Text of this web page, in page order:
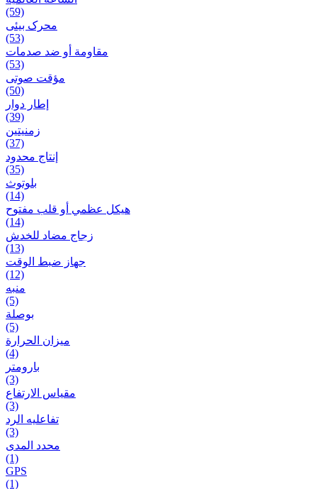
(59)
محرک بیئی
(53)
مقاومة أو ضد صدمات
(53)
مؤقت صوتی
(50)
إطار دوار
(39)
زمنیتین
(37)
إنتاج محدود
(35)
بلوتوث
(14)
هيكل عظمي أو قلب مفتوح
(14)
زجاج مضاد للخدش
(13)
جهاز ضبط الوقت
(12)
منبه
(5)
بوصلة
(5)
ميزان الحرارة
(4)
بارومتر
(3)
مقياس الارتفاع
(3)
تفاعلیه الرد
(3)
محدد المدى
(1)
GPS
(1)